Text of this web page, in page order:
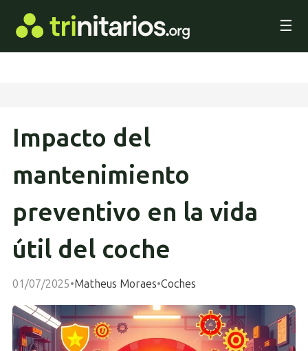
☰
Impacto del
mantenimiento
preventivo en la vida
útil del coche
01/07/2025•Matheus Moraes•Coches